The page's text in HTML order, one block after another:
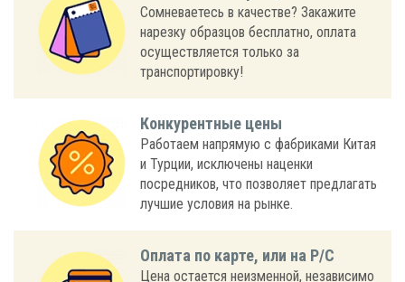
Сомневаетесь в качестве? Закажите
нарезку образцов бесплатно, оплата
осуществляется только за
транспортировку!
Конкурентные цены
Работаем напрямую с фабриками Китая
и Турции, исключены наценки
посредников, что позволяет предлагать
лучшие условия на рынке.
Оплата по карте, или на Р/С
Цена остается неизменной, независимо